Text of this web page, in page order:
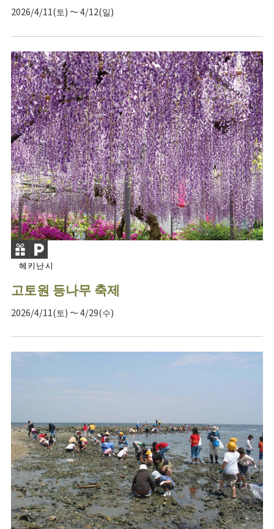
2026/4/11(토) ～ 4/12(일)
헤키난시
고토원 등나무 축제
2026/4/11(토) ～ 4/29(수)